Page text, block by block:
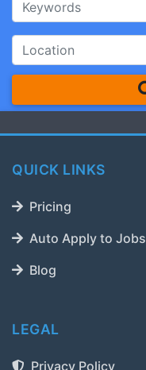
QUICK LINKS
Pricing
Auto Apply to Jobs
Blog
LEGAL
Privacy Policy